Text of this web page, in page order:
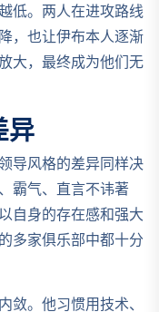
低。两人在进攻路线
，也让伊布本人逐渐
大，最终成为他们无
异
导风格的差异同样决
霸气、直言不讳著
自身的存在感和强大
多家俱乐部中都十分
。他习惯用技术、